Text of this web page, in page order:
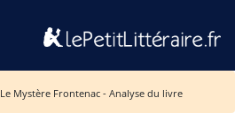
Le Mystère Frontenac - Analyse du livre